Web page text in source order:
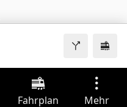
Fahrplan Mehr